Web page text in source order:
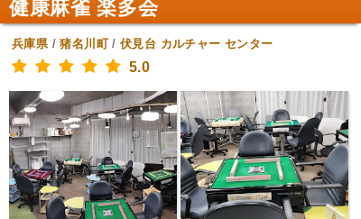
健康麻雀 楽多会
兵庫県/猪名川町/伏見台 カルチャー センター
5.0